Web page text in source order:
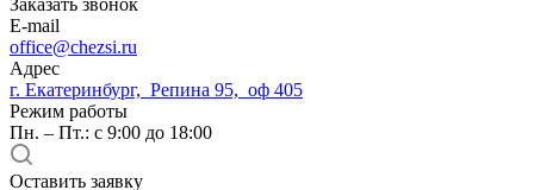
Заказать звонок
E-mail
office@chezsi.ru
Адрес
г. Екатеринбург, Репина 95, оф 405
Режим работы
Пн. – Пт.: с 9:00 до 18:00
Оставить заявку